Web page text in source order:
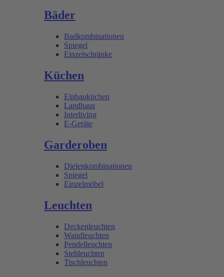
Bäder
Badkombinationen
Spiegel
Einzelschränke
Küchen
Einbauküchen
Landhaus
Interliving
E-Geräte
Garderoben
Dielenkombinationen
Spiegel
Einzelmöbel
Leuchten
Deckenleuchten
Wandleuchten
Pendelleuchten
Stehleuchten
Tischleuchten